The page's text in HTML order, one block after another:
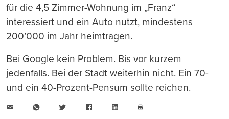
für die 4,5 Zimmer-Wohnung im „Franz“
interessiert und ein Auto nutzt, mindestens
200’000 im Jahr heimtragen.
Bei Google kein Problem. Bis vor kurzem
jedenfalls. Bei der Stadt weiterhin nicht. Ein 70-
und ein 40-Prozent-Pensum sollte reichen.
WhatsAppTwitter FacebookLinkedIn